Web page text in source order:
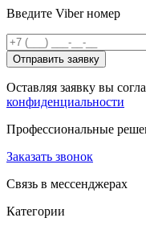
Введите Viber номер
Отправить заявку
Оставляя заявку вы
конфиденциальности
Профессиональные
Заказать звонок
Связь в мессенджерах
Категории